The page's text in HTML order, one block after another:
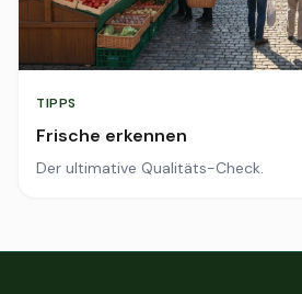
TIPPS
Frische erkennen
Der ultimative Qualitäts-Check.